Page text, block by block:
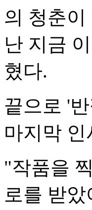
의 청춘
난 지금
혔다.
끝으로 '
마지막
"작품을
로를 받